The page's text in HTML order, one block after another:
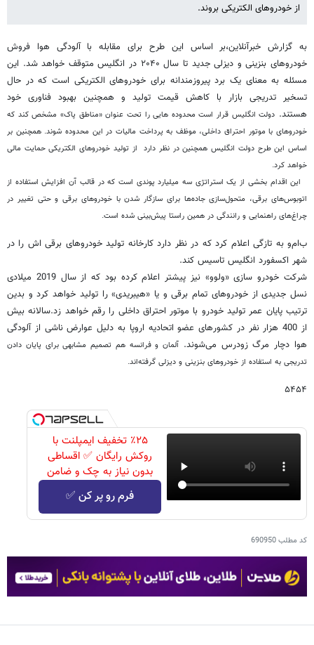
از خودروهای الکتریکی بروند.
به گزارش خبرآنلاین،بر اساس این طرح برای مقابله با آلودگی هوا فروش
خودروهای بنزینی و دیزلی جدید تا سال ۲۰۴۰ در انگلیس متوقف خواهد شد. این
مسئله به معنای یک برد پیروزمندانه برای خودروهای الکتریکی است که در حال
تسخیر تدریجی بازار با کاهش قیمت تولید و همچنین بهبود فناوری‌ خود
هستند. دولت انگلیس قرار است محدوده هایی را تحت عنوان «مناطق پاک» مشخص کند که
خودروهای با موتور احتراق داخلی، موظف به پرداخت مالیات در این محدوده شوند. همچنین بر
اساس این طرح دولت انگلیس همچنین در نظر دارد از تولید خودروهای الکتریکی حمایت مالی
خواهد کرد.
این اقدام بخشی از یک استراتژی سه میلیارد پوندی است که در قالب آن افزایش استفاده از
اتوبوس‌های برقی، متحول‌سازی جاده‌ها برای سازگار شدن با خودروهای برقی و حتی تغییر در
چراغ‌های راهنمایی و رانندگی در همین راستا پیش‌بینی شده است.
ب‌ام‌و به تازگی اعلام کرد که در نظر دارد کارخانه تولید خودروهای برقی اش را در
شهر اکسفورد انگلیس تاسیس کند.
شرکت خودرو سازی «ولوو» نیز پیشتر اعلام کرده بود که از سال 2019 میلادی
نسل جدیدی از خودروهای تمام برقی و یا «هیبریدی» را تولید خواهد کرد و بدین
ترتیب پایان عمر تولید خودرو با موتور احتراق داخلی را رقم خواهد زد.سالانه بیش
از 400 هزار نفر در کشورهای عضو اتحادیه اروپا به دلیل عوارض ناشی از آلودگی
هوا دچار مرگ زودرس می‌شوند. آلمان و فرانسه هم تصمیم مشابهی برای پایان دادن
تدریجی به استفاده از خودروهای بنزینی و دیزلی گرفته‌اند.
۵۴۵۴
٪۲۵ تخفیف ایمپلنت با
روکش رایگان ✅ اقساطی
بدون نیاز به چک و ضامن
فرم رو پر کن ✅
کد مطلب690950